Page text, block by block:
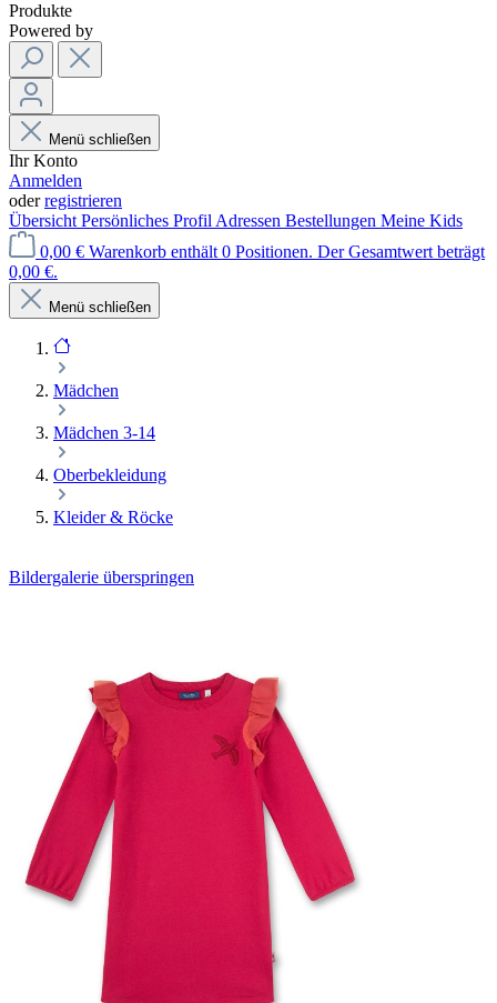
Produkte
Powered by
Menü schließen
Ihr Konto
Anmelden
oderregistrieren
Übersicht Persönliches Profil Adressen Bestellungen Meine Kids
0,00 € Warenkorb enthält 0 Positionen. Der Gesamtwert beträgt
0,00 €.
Menü schließen
Mädchen
Mädchen 3-14
Oberbekleidung
Kleider & Röcke
Bildergalerie überspringen